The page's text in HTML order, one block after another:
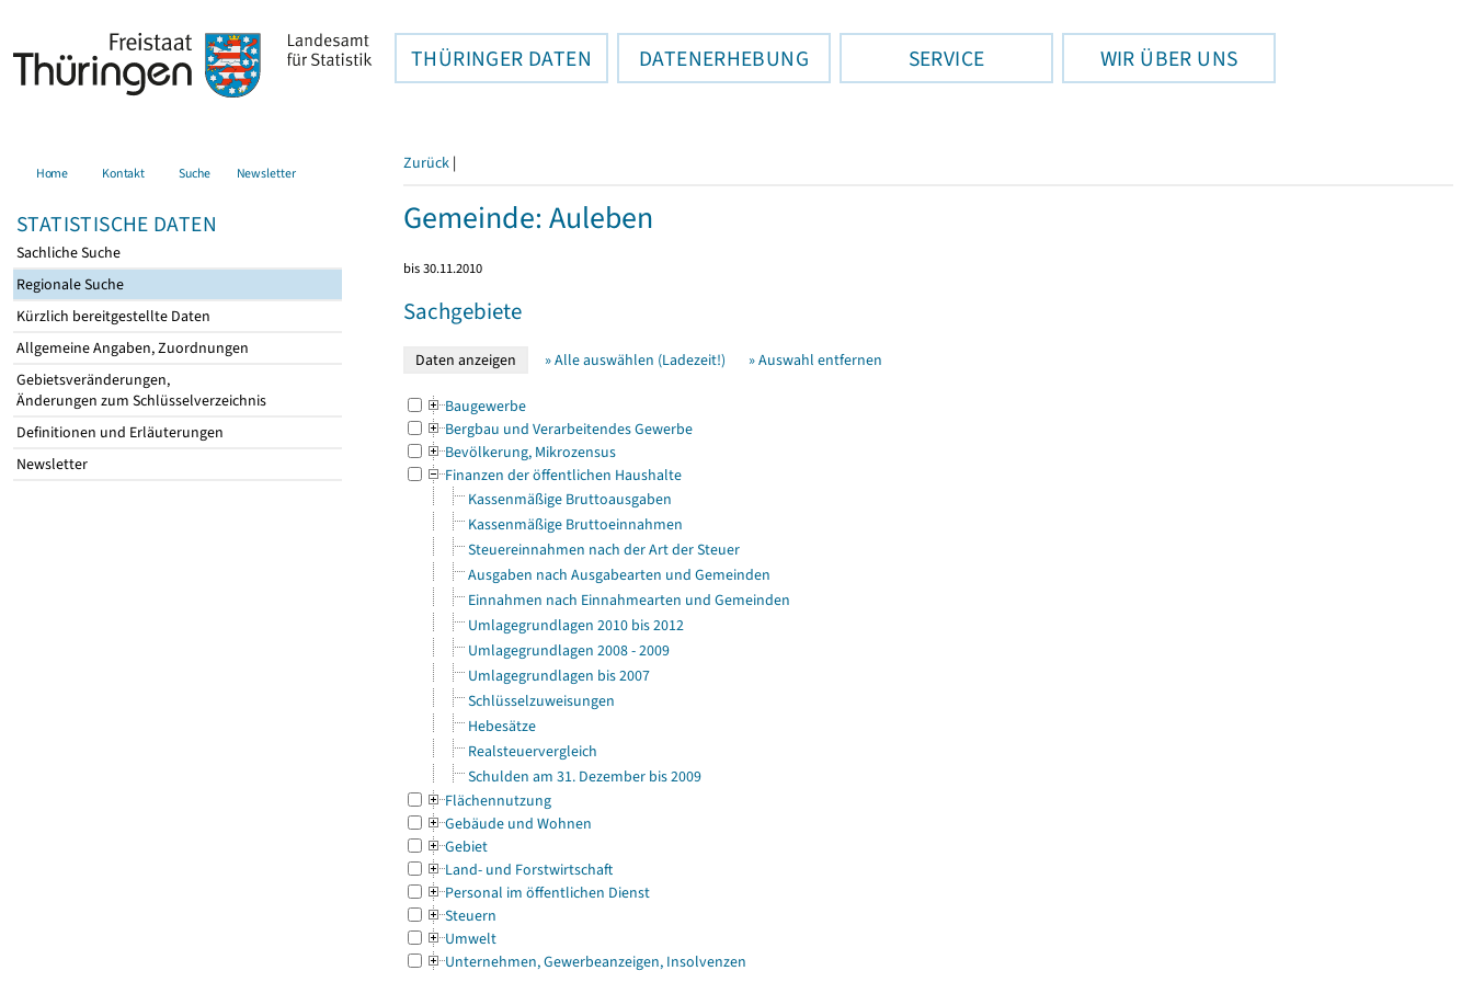
THÜRINGER DATEN DATENERHEBUNG SERVICE WIR ÜBER UNS
Home Kontakt Suche Newsletter
STATISTISCHE DATEN
Sachliche Suche
Regionale Suche
Kürzlich bereitgestellte Daten
Allgemeine Angaben, Zuordnungen
Gebietsveränderungen,
Änderungen zum Schlüsselverzeichnis
Definitionen und Erläuterungen
Newsletter
Zurück |
Gemeinde: Auleben
bis 30.11.2010
Sachgebiete
» Alle auswählen (Ladezeit!) » Auswahl entfernen
Baugewerbe
Bergbau und Verarbeitendes Gewerbe
Bevölkerung, Mikrozensus
Finanzen der öffentlichen Haushalte
Kassenmäßige Bruttoausgaben
Kassenmäßige Bruttoeinnahmen
Steuereinnahmen nach der Art der Steuer
Ausgaben nach Ausgabearten und Gemeinden
Einnahmen nach Einnahmearten und Gemeinden
Umlagegrundlagen 2010 bis 2012
Umlagegrundlagen 2008 - 2009
Umlagegrundlagen bis 2007
Schlüsselzuweisungen
Hebesätze
Realsteuervergleich
Schulden am 31. Dezember bis 2009
Flächennutzung
Gebäude und Wohnen
Gebiet
Land- und Forstwirtschaft
Personal im öffentlichen Dienst
Steuern
Umwelt
Unternehmen, Gewerbeanzeigen, Insolvenzen